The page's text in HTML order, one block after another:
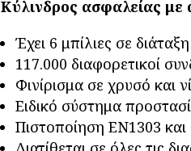
Κύλινδρος ασφαλείας με
Έχει 6 μπίλιες σε
117.000 διαφορετικοί
Φινίρισμα σε χρυσό και
Ειδικό σύστημα
Πιστοποίηση ΕΝ1303